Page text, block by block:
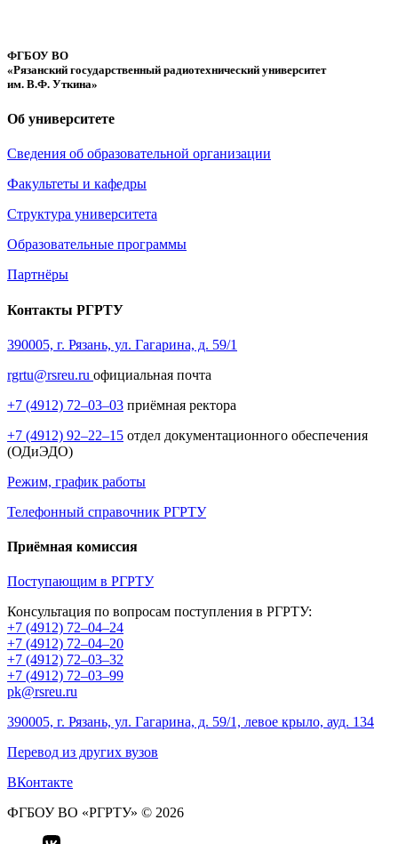
ФГБОУ ВО
«Рязанский государственный радиотехнический университет
им. В.Ф. Уткина»
Об университете
Сведения об образовательной организации
Факультеты и кафедры
Структура университета
Образовательные программы
Партнёры
Контакты РГРТУ
390005, г. Рязань, ул. Гагарина, д. 59/1
rgrtu@rsreu.ru официальная почта
+7 (4912) 72–03–03 приёмная ректора
+7 (4912) 92–22–15 отдел документационного обеспечения
(ОДиЭДО)
Режим, график работы
Телефонный справочник РГРТУ
Приёмная комиссия
Поступающим в РГРТУ
Консультация по вопросам поступления в РГРТУ:
+7 (4912) 72–04–24
+7 (4912) 72–04–20
+7 (4912) 72–03–32
+7 (4912) 72–03–99
pk@rsreu.ru
390005, г. Рязань, ул. Гагарина, д. 59/1, левое крыло, ауд. 134
Перевод из других вузов
ВКонтакте
ФГБОУ ВО «РГРТУ» © 2026